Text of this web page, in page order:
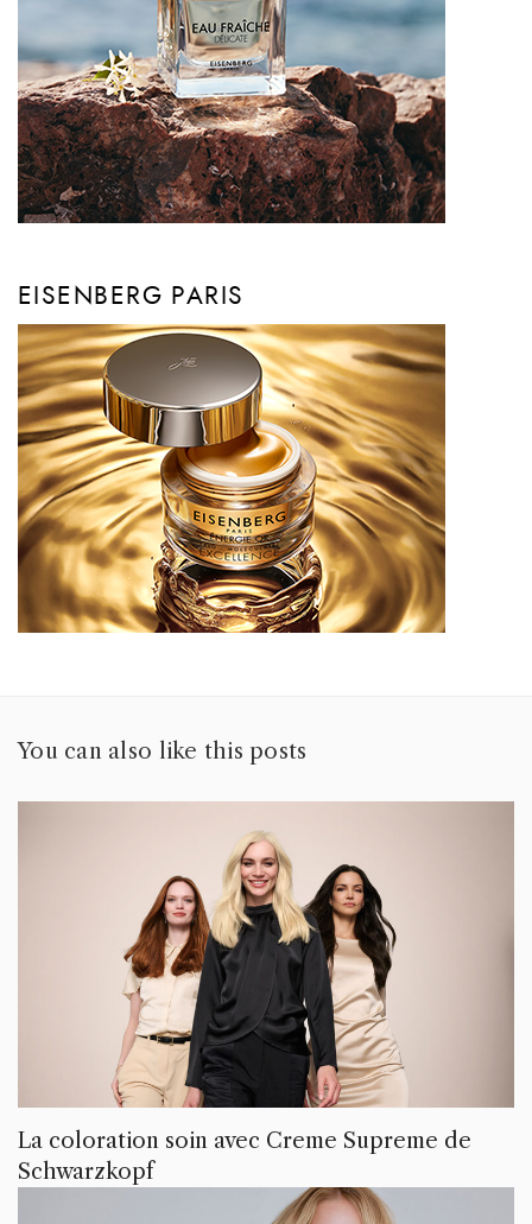
EISENBERG PARIS
You can also like this posts
La coloration soin avec Creme Supreme de
Schwarzkopf